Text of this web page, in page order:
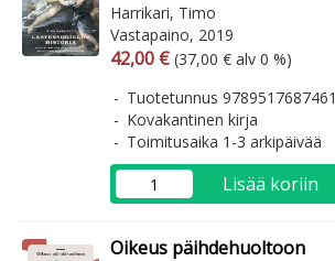
Harrikari, Timo
Vastapaino, 2019
Arvonlisäverollinen hinta
42,00 € Arvonlisäveroton hinta
(37,00 € alv 0 %)
Tuotetunnus 9789517687461
Kovakantinen kirja
Toimitusaika 1-3 arkipäivää
Lisää koriin
Oikeus päihdehuoltoon